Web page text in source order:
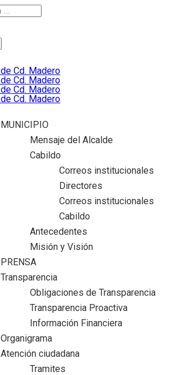
MUNICIPIO
Mensaje del Alcalde
Cabildo
Correos institucionales
Directores
Correos institucionales
Cabildo
Antecedentes
Misión y Visión
PRENSA
Transparencia
Obligaciones de Transparencia
Transparencia Proactiva
Información Financiera
Organigrama
Atención ciudadana
Tramites